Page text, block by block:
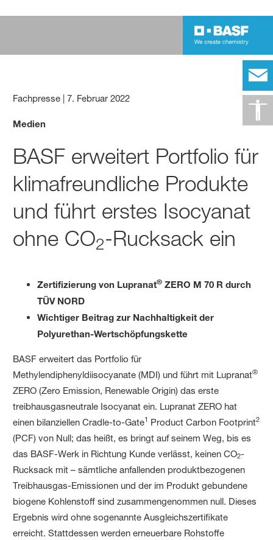
Fachpresse |7. Februar 2022
Medien
BASF erweitert Portfolio für
klimafreundliche Produkte
und führt erstes Isocyanat
ohne CO2-Rucksack ein
Zertifizierung von Lupranat® ZERO M 70 R durch
TÜV NORD
Wichtiger Beitrag zur Nachhaltigkeit der
Polyurethan-Wertschöpfungskette
BASF erweitert das Portfolio für
Methylendiphenyldiisocyanate (MDI) und führt mit Lupranat®
ZERO (Zero Emission, Renewable Origin) das erste
treibhausgasneutrale Isocyanat ein. Lupranat ZERO hat
einen bilanziellen Cradle-to-Gate1 Product Carbon Footprint2
(PCF) von Null; das heißt, es bringt auf seinem Weg, bis es
das BASF-Werk in Richtung Kunde verlässt, keinen CO2-
Rucksack mit – sämtliche anfallenden produktbezogenen
Treibhausgas-Emissionen und der im Produkt gebundene
biogene Kohlenstoff sind zusammengenommen null. Dieses
Ergebnis wird ohne sogenannte Ausgleichszertifikate
erreicht. Stattdessen werden erneuerbare Rohstoffe